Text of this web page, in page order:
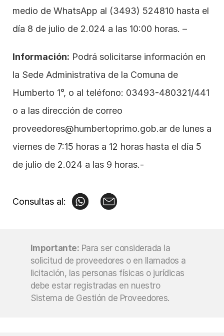
medio de WhatsApp al (3493) 524810 hasta el
día 8 de julio de 2.024 a las 10:00 horas. –
Información: Podrá solicitarse información en
la Sede Administrativa de la Comuna de
Humberto 1°, o al teléfono: 03493-480321/441
proveedores@humbertoprimo.gob.ar de lunes a
viernes de 7:15 horas a 12 horas hasta el día 5
de julio de 2.024 a las 9 horas.-
Consultas al:
Importante: Para ser considerada la
solicitud de proveedores o en llamados a
licitación, las personas físicas o jurídicas
debe estar registradas en nuestro
Sistema de Gestión de Proveedores.